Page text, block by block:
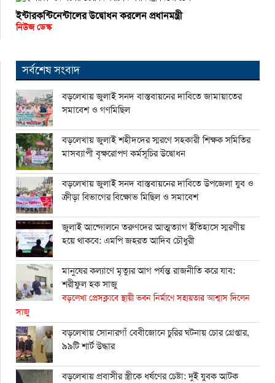
ইন্টারকন্টিনেন্টালের উদ্বোধন করলেন প্রধানমন্ত্রী
নিউজ ডেস্ক
সর্বশেষ সংবাদ
বড়লেখায় জুলাই সনদ বাস্তবায়নের দাবিতে জামায়াতের
সমাবেশ ও গণমিছিল
বড়লেখায় জুলাই শহীদদের স্মরণে সহকারী শিক্ষক সমিতির
মাসব্যাপী বৃক্ষরোপণ কর্মসূচির উদ্বোধন
বড়লেখায় জুলাই সনদ বাস্তবায়নের দাবিতে উপজেলা যুব ও
ক্রীড়া বিভাগের বিক্ষোভ মিছিল ও সমাবেশ
জুলাই আন্দোলনে তরুণদের আত্মত্যাগ ইতিহাসে স্মরণীয়
হয়ে থাকবে: এমপি জহরত আদিব চৌধুরী
মানুষের কল্যাণে মৃত্যুর আগ পর্যন্ত রাজনীতি করে যাব:
শরীফুল হক সাজু
বড়লেখা প্রেসক্লাবে স্থায়ী ভবন নির্মাণে সহায়তার আশ্বাস দিলেন
সাজু
বড়লেখায় সোনারগাঁ বেবীজোনে চুরির ঘটনায় চোর গ্রেপ্তার,
৯৯টি শার্ট উদ্ধার
বড়লেখায় প্রবাসীর স্ত্রীকে ধর্ষণের চেষ্টা: দুই যুবক আটক